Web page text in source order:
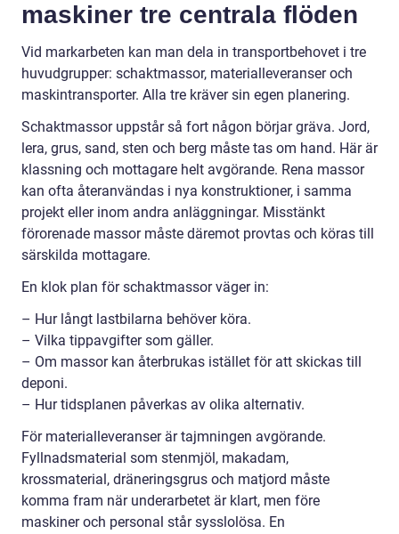
maskiner tre centrala flöden
Vid markarbeten kan man dela in transportbehovet i tre
huvudgrupper: schaktmassor, materialleveranser och
maskintransporter. Alla tre kräver sin egen planering.
Schaktmassor uppstår så fort någon börjar gräva. Jord,
lera, grus, sand, sten och berg måste tas om hand. Här är
klassning och mottagare helt avgörande. Rena massor
kan ofta återanvändas i nya konstruktioner, i samma
projekt eller inom andra anläggningar. Misstänkt
förorenade massor måste däremot provtas och köras till
särskilda mottagare.
En klok plan för schaktmassor väger in:
– Hur långt lastbilarna behöver köra.
– Vilka tippavgifter som gäller.
– Om massor kan återbrukas istället för att skickas till
deponi.
– Hur tidsplanen påverkas av olika alternativ.
För materialleveranser är tajmningen avgörande.
Fyllnadsmaterial som stenmjöl, makadam,
krossmaterial, dräneringsgrus och matjord måste
komma fram när underarbetet är klart, men före
maskiner och personal står sysslolösa. En